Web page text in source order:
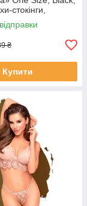
стокінги,
сіт SO9262
₴
Купити